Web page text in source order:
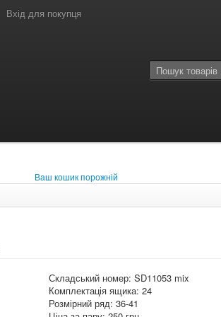
Вхід для покупця
Ваш кошик порожній
Складський номер: SD11053 mix
Комплектація ящика: 24
Розмірний ряд: 36-41